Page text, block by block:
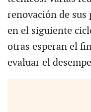
renovación de sus
en el siguiente
otras esperan el
evaluar el